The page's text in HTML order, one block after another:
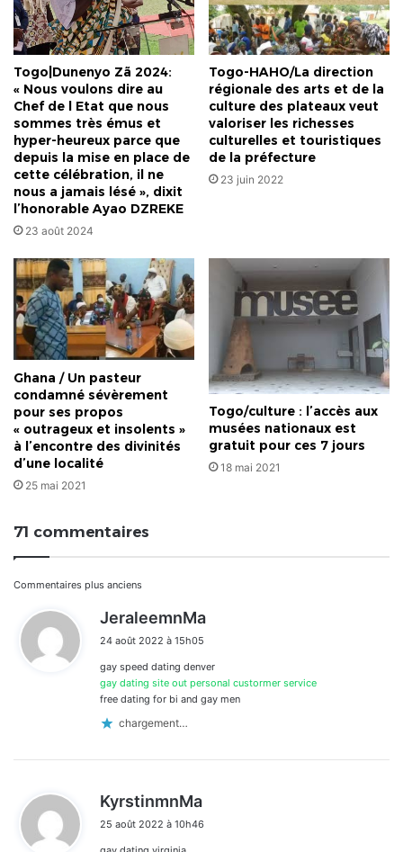
Togo|Dunenyo Zã 2024:
« Nous voulons dire au
Chef de l Etat que nous
sommes très émus et
hyper-heureux parce que
depuis la mise en place de
cette célébration, il ne
nous a jamais lésé », dixit
l’honorable Ayao DZREKE
23 août 2024
Togo-HAHO/La direction
régionale des arts et de la
culture des plateaux veut
valoriser les richesses
culturelles et touristiques
de la préfecture
23 juin 2022
Ghana / Un pasteur
condamné sévèrement
pour ses propos
« outrageux et insolents »
à l’encontre des divinités
d’une localité
25 mai 2021
Togo/culture : l’accès aux
musées nationaux est
gratuit pour ces 7 jours
18 mai 2021
71 commentaires
Navigation
dans
les
commentaires
Commentaires plus anciens
JeraleemnMa
:
24 août 2022 à 15h05
gay speed dating denver
gay dating site out personal custormer service
free dating for bi and gay men
chargement…
KyrstinmnMa
t
25 août 2022 à 10h46